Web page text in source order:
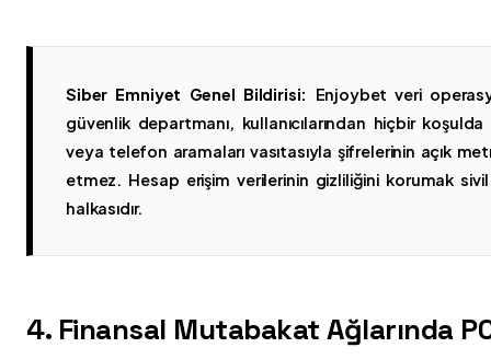
Siber Emniyet Genel Bildirisi:
Enjoybet veri
güvenlik departmanı, kullanıcılarından hiçbir
veya telefon aramaları vasıtasıyla şifrelerinin açık
etmez. Hesap erişim verilerinin gizliliğini korumak
halkasıdır.
4. Finansal Mutabakat Ağlarında